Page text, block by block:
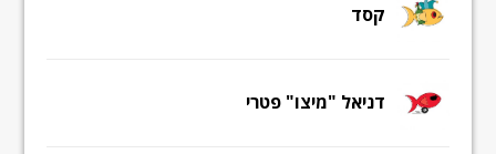
קסד
דניאל "מיצו" פטרי